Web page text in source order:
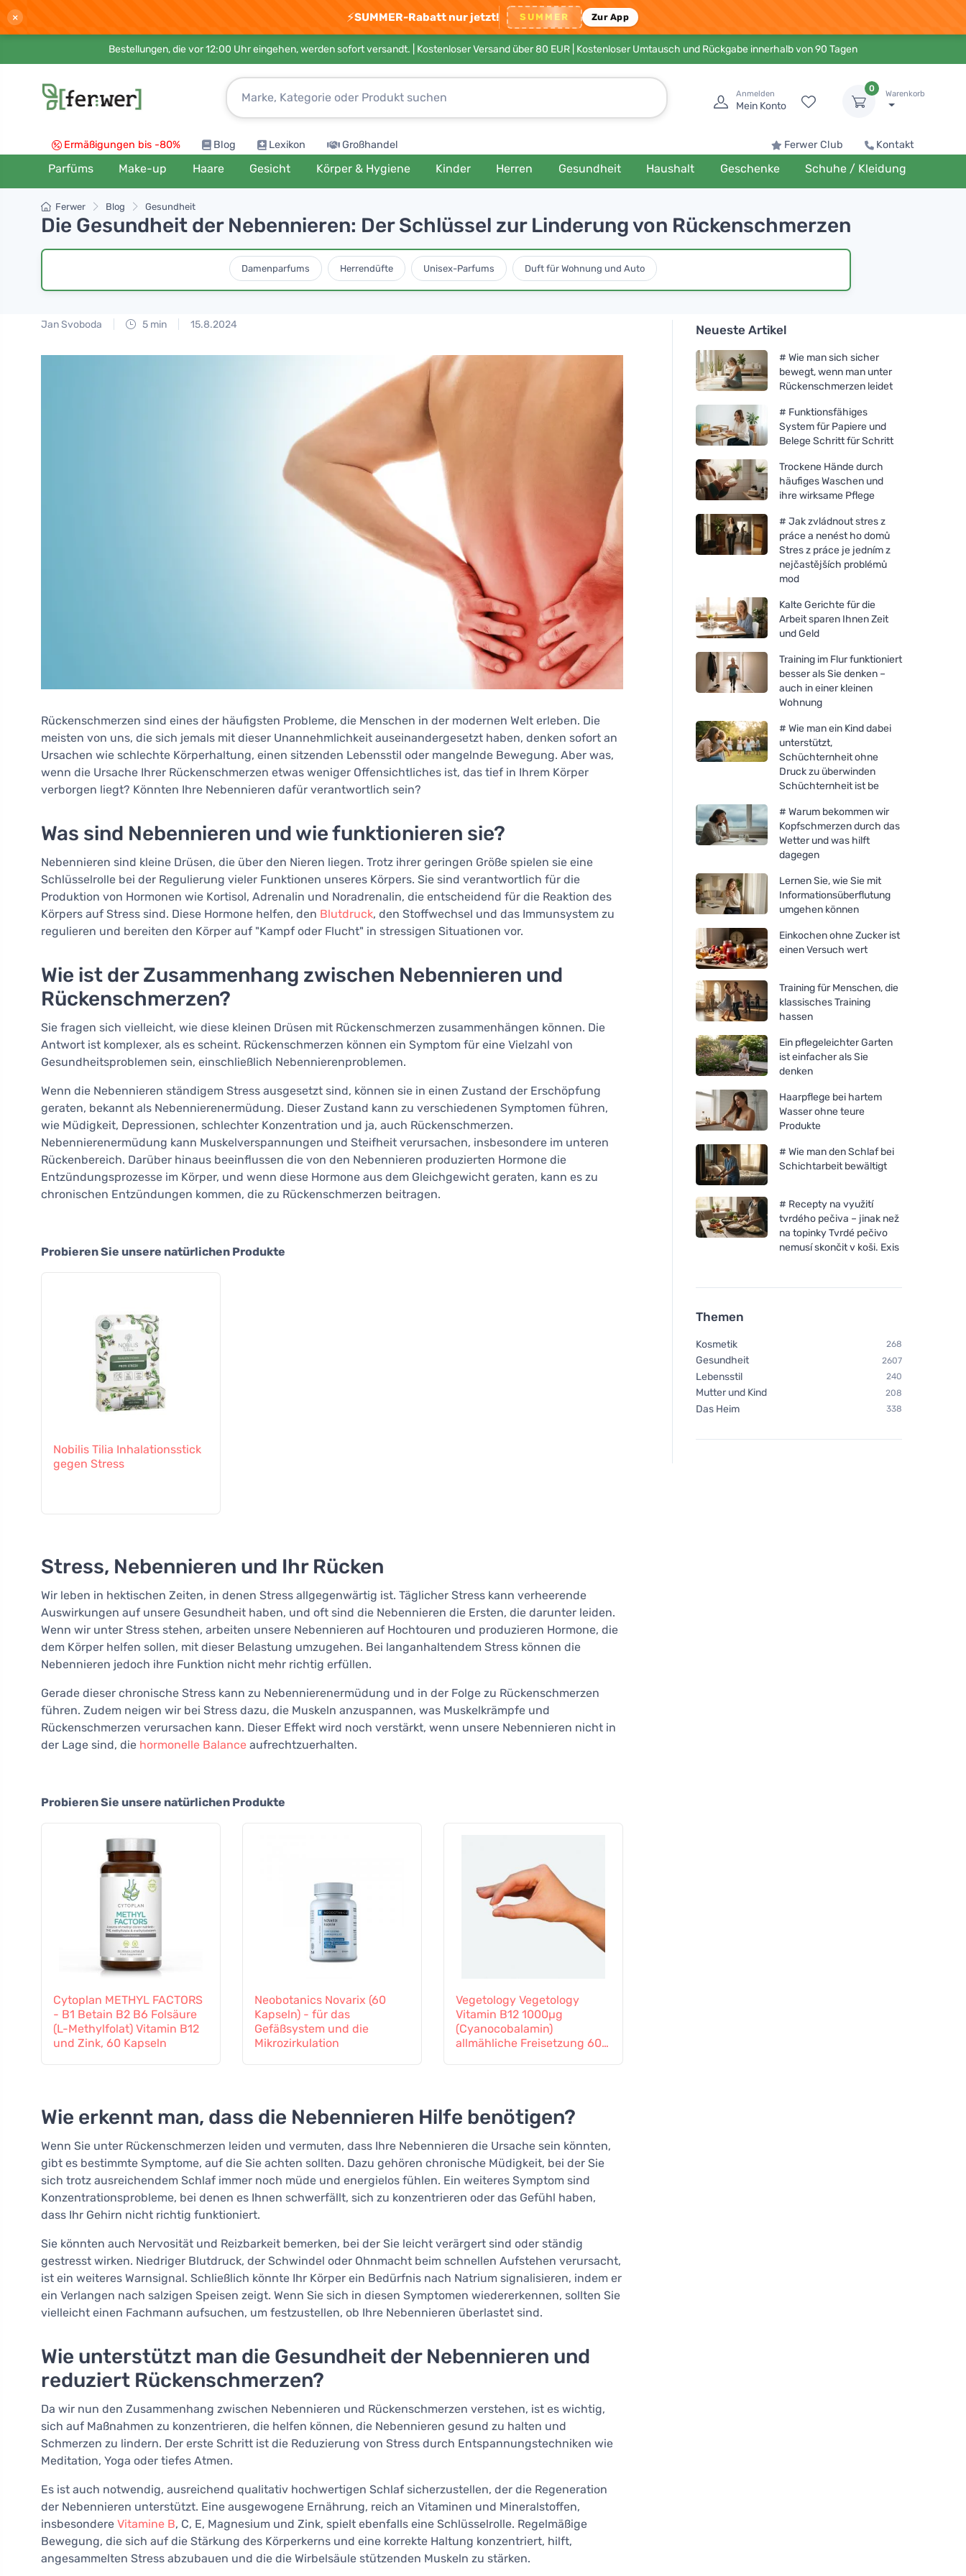
× ⚡SUMMER-Rabatt nur jetzt! SUMMER Zur App
Bestellungen, die vor 12:00 Uhr eingehen, werden sofort versandt. | Kostenloser Versand über 80 EUR | Kostenloser Umtausch und Rückgabe innerhalb von 90 Tagen
Anmelden
Mein Konto
0
Warenkorb
Ermäßigungen bis -80% Blog Lexikon Großhandel Ferwer Club Kontakt
Parfüms Make-up Haare Gesicht Körper & Hygiene Kinder Herren Gesundheit Haushalt Geschenke Schuhe / Kleidung
Ferwer Blog Gesundheit
Die Gesundheit der Nebennieren: Der Schlüssel zur Linderung von Rückenschmerzen
Damenparfums Herrendüfte Unisex-Parfums Duft für Wohnung und Auto
Jan Svoboda 5 min 15.8.2024
Rückenschmerzen sind eines der häufigsten Probleme, die Menschen in der modernen Welt erleben. Die
meisten von uns, die sich jemals mit dieser Unannehmlichkeit auseinandergesetzt haben, denken sofort an
Ursachen wie schlechte Körperhaltung, einen sitzenden Lebensstil oder mangelnde Bewegung. Aber was,
wenn die Ursache Ihrer Rückenschmerzen etwas weniger Offensichtliches ist, das tief in Ihrem Körper
verborgen liegt? Könnten Ihre Nebennieren dafür verantwortlich sein?
Was sind Nebennieren und wie funktionieren sie?
Nebennieren sind kleine Drüsen, die über den Nieren liegen. Trotz ihrer geringen Größe spielen sie eine
Schlüsselrolle bei der Regulierung vieler Funktionen unseres Körpers. Sie sind verantwortlich für die
Produktion von Hormonen wie Kortisol, Adrenalin und Noradrenalin, die entscheidend für die Reaktion des
Körpers auf Stress sind. Diese Hormone helfen, den Blutdruck, den Stoffwechsel und das Immunsystem zu
regulieren und bereiten den Körper auf "Kampf oder Flucht" in stressigen Situationen vor.
Wie ist der Zusammenhang zwischen Nebennieren und
Rückenschmerzen?
Sie fragen sich vielleicht, wie diese kleinen Drüsen mit Rückenschmerzen zusammenhängen können. Die
Antwort ist komplexer, als es scheint. Rückenschmerzen können ein Symptom für eine Vielzahl von
Gesundheitsproblemen sein, einschließlich Nebennierenproblemen.
Wenn die Nebennieren ständigem Stress ausgesetzt sind, können sie in einen Zustand der Erschöpfung
geraten, bekannt als Nebennierenermüdung. Dieser Zustand kann zu verschiedenen Symptomen führen,
wie Müdigkeit, Depressionen, schlechter Konzentration und ja, auch Rückenschmerzen.
Nebennierenermüdung kann Muskelverspannungen und Steifheit verursachen, insbesondere im unteren
Rückenbereich. Darüber hinaus beeinflussen die von den Nebennieren produzierten Hormone die
Entzündungsprozesse im Körper, und wenn diese Hormone aus dem Gleichgewicht geraten, kann es zu
chronischen Entzündungen kommen, die zu Rückenschmerzen beitragen.
Probieren Sie unsere natürlichen Produkte
Nobilis Tilia Inhalationsstick
gegen Stress
Stress, Nebennieren und Ihr Rücken
Wir leben in hektischen Zeiten, in denen Stress allgegenwärtig ist. Täglicher Stress kann verheerende
Auswirkungen auf unsere Gesundheit haben, und oft sind die Nebennieren die Ersten, die darunter leiden.
Wenn wir unter Stress stehen, arbeiten unsere Nebennieren auf Hochtouren und produzieren Hormone, die
dem Körper helfen sollen, mit dieser Belastung umzugehen. Bei langanhaltendem Stress können die
Nebennieren jedoch ihre Funktion nicht mehr richtig erfüllen.
Gerade dieser chronische Stress kann zu Nebennierenermüdung und in der Folge zu Rückenschmerzen
führen. Zudem neigen wir bei Stress dazu, die Muskeln anzuspannen, was Muskelkrämpfe und
Rückenschmerzen verursachen kann. Dieser Effekt wird noch verstärkt, wenn unsere Nebennieren nicht in
der Lage sind, die hormonelle Balance aufrechtzuerhalten.
Probieren Sie unsere natürlichen Produkte
Cytoplan METHYL FACTORS
- B1 Betain B2 B6 Folsäure
(L-Methylfolat) Vitamin B12
und Zink, 60 Kapseln
Neobotanics Novarix (60
Kapseln) - für das
Gefäßsystem und die
Mikrozirkulation
Vegetology Vegetology
Vitamin B12 1000µg
(Cyanocobalamin)
allmähliche Freisetzung 60
Wie erkennt man, dass die Nebennieren Hilfe benötigen?
Wenn Sie unter Rückenschmerzen leiden und vermuten, dass Ihre Nebennieren die Ursache sein könnten,
gibt es bestimmte Symptome, auf die Sie achten sollten. Dazu gehören chronische Müdigkeit, bei der Sie
sich trotz ausreichendem Schlaf immer noch müde und energielos fühlen. Ein weiteres Symptom sind
Konzentrationsprobleme, bei denen es Ihnen schwerfällt, sich zu konzentrieren oder das Gefühl haben,
dass Ihr Gehirn nicht richtig funktioniert.
Sie könnten auch Nervosität und Reizbarkeit bemerken, bei der Sie leicht verärgert sind oder ständig
gestresst wirken. Niedriger Blutdruck, der Schwindel oder Ohnmacht beim schnellen Aufstehen verursacht,
ist ein weiteres Warnsignal. Schließlich könnte Ihr Körper ein Bedürfnis nach Natrium signalisieren, indem er
ein Verlangen nach salzigen Speisen zeigt. Wenn Sie sich in diesen Symptomen wiedererkennen, sollten Sie
vielleicht einen Fachmann aufsuchen, um festzustellen, ob Ihre Nebennieren überlastet sind.
Wie unterstützt man die Gesundheit der Nebennieren und
reduziert Rückenschmerzen?
Da wir nun den Zusammenhang zwischen Nebennieren und Rückenschmerzen verstehen, ist es wichtig,
sich auf Maßnahmen zu konzentrieren, die helfen können, die Nebennieren gesund zu halten und
Schmerzen zu lindern. Der erste Schritt ist die Reduzierung von Stress durch Entspannungstechniken wie
Meditation, Yoga oder tiefes Atmen.
Es ist auch notwendig, ausreichend qualitativ hochwertigen Schlaf sicherzustellen, der die Regeneration
der Nebennieren unterstützt. Eine ausgewogene Ernährung, reich an Vitaminen und Mineralstoffen,
insbesondere Vitamine B, C, E, Magnesium und Zink, spielt ebenfalls eine Schlüsselrolle. Regelmäßige
Bewegung, die sich auf die Stärkung des Körperkerns und eine korrekte Haltung konzentriert, hilft,
angesammelten Stress abzubauen und die die Wirbelsäule stützenden Muskeln zu stärken.
Neueste Artikel
# Wie man sich sicher
bewegt, wenn man unter
Rückenschmerzen leidet
# Funktionsfähiges
System für Papiere und
Belege Schritt für Schritt
Trockene Hände durch
häufiges Waschen und
ihre wirksame Pflege
# Jak zvládnout stres z
práce a nenést ho domů
Stres z práce je jedním z
nejčastějších problémů
mod
Kalte Gerichte für die
Arbeit sparen Ihnen Zeit
und Geld
Training im Flur funktioniert
besser als Sie denken –
auch in einer kleinen
Wohnung
# Wie man ein Kind dabei
unterstützt,
Schüchternheit ohne
Druck zu überwinden
Schüchternheit ist be
# Warum bekommen wir
Kopfschmerzen durch das
Wetter und was hilft
dagegen
Lernen Sie, wie Sie mit
Informationsüberflutung
umgehen können
Einkochen ohne Zucker ist
einen Versuch wert
Training für Menschen, die
klassisches Training
hassen
Ein pflegeleichter Garten
ist einfacher als Sie
denken
Haarpflege bei hartem
Wasser ohne teure
Produkte
# Wie man den Schlaf bei
Schichtarbeit bewältigt
# Recepty na využití
tvrdého pečiva – jinak než
na topinky Tvrdé pečivo
nemusí skončit v koši. Exis
Themen
Kosmetik 268
Gesundheit 2607
Lebensstil 240
Mutter und Kind 208
Das Heim 338